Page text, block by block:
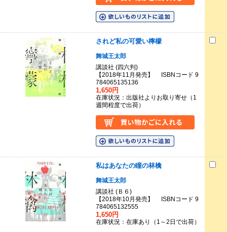
されど私の可愛い檸檬
舞城王太郎
講談社 (四六判)
【2018年11月発売】 ISBNコード 9
784065135136
1,650円
在庫状況：出版社よりお取り寄せ（1
週間程度で出荷）
私はあなたの瞳の林檎
舞城王太郎
講談社 (Ｂ６)
【2018年10月発売】 ISBNコード 9
784065132555
1,650円
在庫状況：在庫あり（1～2日で出荷）